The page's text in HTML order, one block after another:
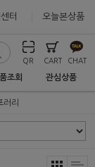
터 오늘본상품
QR CART CHAT
조회 관심상품
러리